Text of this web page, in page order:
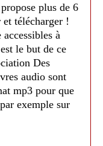
plus de 6
télécharger !
à
le but de ce
Des
audio sont
mp3 pour que
exemple sur